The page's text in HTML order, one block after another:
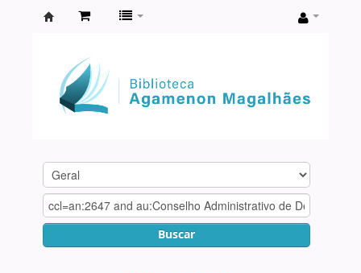
Agamenon
Magalhães
Buscar